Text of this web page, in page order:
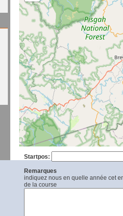
Startpos:
Remarques
indiquez nous en quelle année cet
de la course